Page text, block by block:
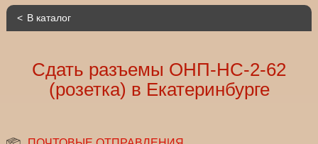
В каталог
Сдать разъемы ОНП-НС-2-62
(розетка) в Екатеринбурге